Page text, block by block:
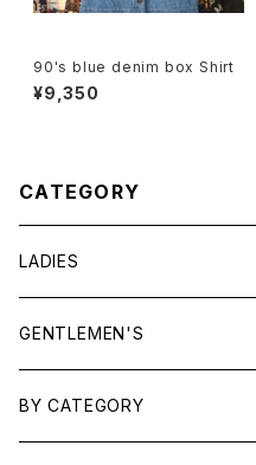
90's blue denim box Shirt
¥9,350
CATEGORY
LADIES
TOPS
SHIRTS
OUTERWEAR
GENTLEMEN'S
TOPS
BY CATEGORY